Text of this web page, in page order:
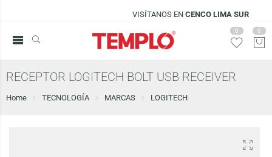
VISÍTANOS ENCENCO LIMA SUR
0 0
RECEPTOR LOGITECH BOLT USB RECEIVER
Home TECNOLOGÍA MARCAS LOGITECH